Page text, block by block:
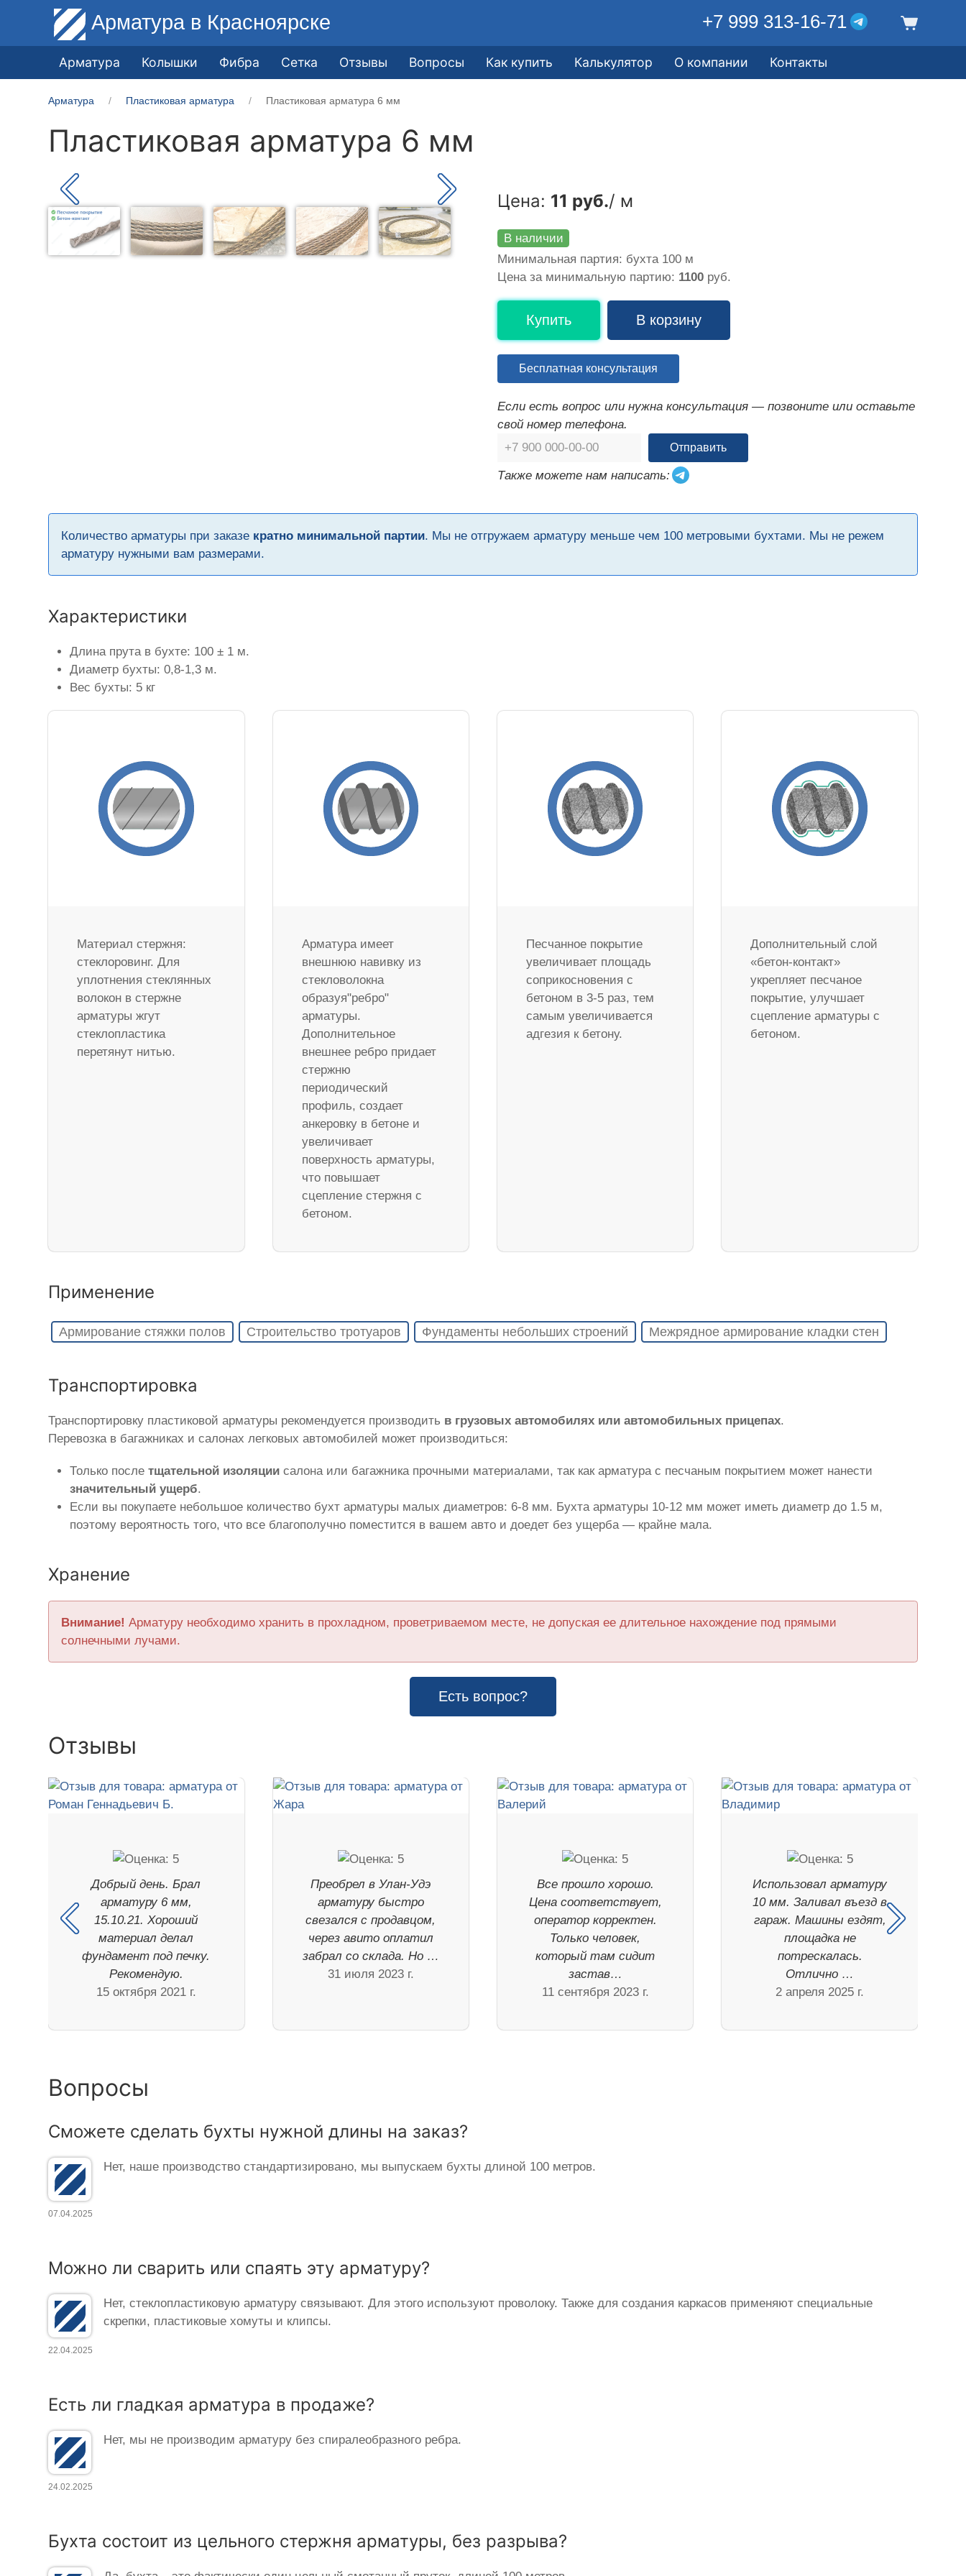
Арматура в Красноярске +7 999 313-16-71
Арматура Колышки Фибра Сетка Отзывы Вопросы Как купить Калькулятор О компании Контакты
Арматура Пластиковая арматура Пластиковая арматура 6 мм
Пластиковая арматура 6 мм
Цена: 11 руб./ м
В наличии
Минимальная партия: бухта 100 м
Цена за минимальную партию: 1100 руб.
Купить В корзину
Бесплатная консультация
Если есть вопрос или нужна консультация — позвоните или оставьте
свой номер телефона.
Отправить
Также можете нам написать:
Количество арматуры при заказе кратно минимальной партии. Мы не отгружаем арматуру меньше чем 100 метровыми бухтами. Мы не режем
арматуру нужными вам размерами.
Характеристики
Длина прута в бухте: 100 ± 1 м.
Диаметр бухты: 0,8-1,3 м.
Вес бухты: 5 кг
Материал стержня:
стеклоровинг. Для
уплотнения стеклянных
волокон в стержне
арматуры жгут
стеклопластика
перетянут нитью.
Арматура имеет
внешнюю навивку из
стекловолокна
образуя"ребро"
арматуры.
Дополнительное
внешнее ребро придает
стержню
периодический
профиль, создает
анкеровку в бетоне и
увеличивает
поверхность арматуры,
что повышает
сцепление стержня с
бетоном.
Песчанное покрытие
увеличивает площадь
соприкосновения с
бетоном в 3-5 раз, тем
самым увеличивается
адгезия к бетону.
Дополнительный слой
«бетон-контакт»
укрепляет песчаное
покрытие, улучшает
сцепление арматуры с
бетоном.
Применение
Армирование стяжки полов Строительство тротуаров Фундаменты небольших строений Межрядное армирование кладки стен
Транспортировка
Транспортировку пластиковой арматуры рекомендуется производить в грузовых автомобилях или автомобильных прицепах.
Перевозка в багажниках и салонах легковых автомобилей может производиться:
Только послетщательной изоляции салона или багажника прочными материалами, так как арматура с песчаным покрытием может нанести
значительный ущерб.
Если вы покупаете небольшое количество бухт арматуры малых диаметров: 6-8 мм. Бухта арматуры 10-12 мм может иметь диаметр до 1.5 м,
поэтому вероятность того, что все благополучно поместится в вашем авто и доедет без ущерба — крайне мала.
Хранение
Внимание! Арматуру необходимо хранить в прохладном, проветриваемом месте, не допуская ее длительное нахождение под прямыми
солнечными лучами.
Есть вопрос?
Отзывы
Добрый день. Брал
арматуру 6 мм,
15.10.21. Хороший
материал делал
фундамент под печку.
Рекомендую.
15 октября 2021 г.
Преобрел в Улан-Удэ
арматуру быстро
свезался с продавцом,
через авито оплатил
забрал со склада. Но …
31 июля 2023 г.
Все прошло хорошо.
Цена соответствует,
оператор корректен.
Только человек,
который там сидит
застав…
11 сентября 2023 г.
Использовал арматуру
10 мм. Заливал въезд в
гараж. Машины ездят,
площадка не
потрескалась.
Отлично …
2 апреля 2025 г.
Вопросы
Сможете сделать бухты нужной длины на заказ?
07.04.2025
Нет, наше производство стандартизировано, мы выпускаем бухты длиной 100 метров.
Можно ли сварить или спаять эту арматуру?
22.04.2025
Нет, стеклопластиковую арматуру связывают. Для этого используют проволоку. Также для создания каркасов применяют специальные
скрепки, пластиковые хомуты и клипсы.
Есть ли гладкая арматура в продаже?
24.02.2025
Нет, мы не производим арматуру без спиралеобразного ребра.
Бухта состоит из цельного стержня арматуры, без разрыва?